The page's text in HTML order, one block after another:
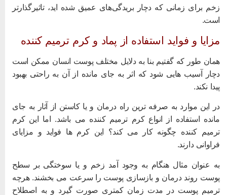
برای زمانی که دچار بریدگی‌های عمیق شده اید، تاثیرگذارتر
و فواید استفاده از پماد و کرم ترمیم کننده
طور که گفتیم بنا به دلایل مختلف پوست انسان ممکن است
آسیب هایی شود که اثر به جای مانده از آن به راحتی بهبود
نکند.
این موارد به صرفه ترین راه درمان و یا کاستن از آثار به جای
استفاده از انواع کرم ترمیم کننده می باشد. اما این کرم
کننده چگونه کار می کند؟ این کرم ها فواید و مزایای
دارند.
عنوان مثال هنگام به وجود آمد زخم و یا سوختگی بر سطح
روند درمان و بازسازی پوست را سرعت می بخشند. هرچه
پوست در مدت زمان کمتری صورت گیرد و به اصطلاح